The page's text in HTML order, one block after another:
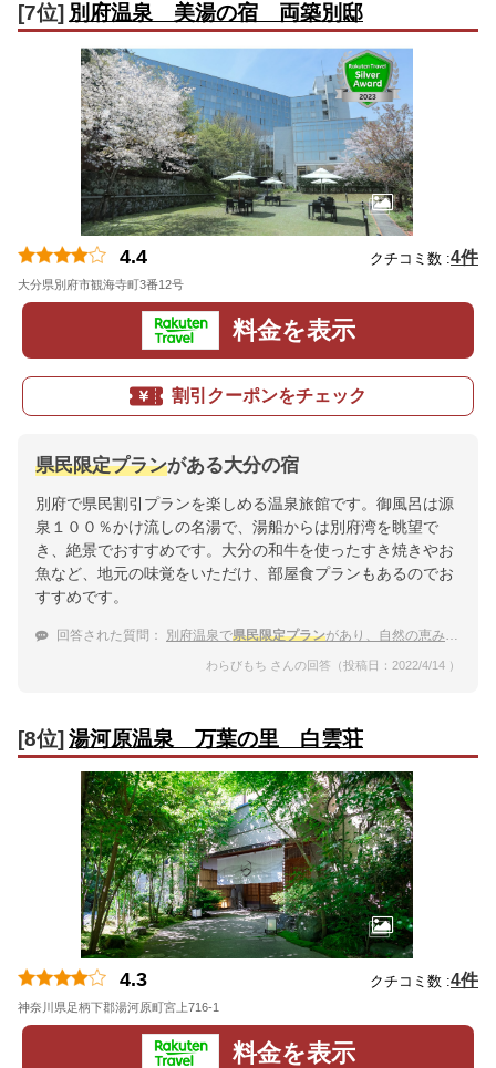
[7位] 別府温泉 美湯の宿 両築別邸
4.4 クチコミ数 :4件
大分県別府市観海寺町3番12号
料金を表示
割引クーポンをチェック
県民限定プランがある大分の宿
別府で県民割引プランを楽しめる温泉旅館です。御風呂は源
泉１００％かけ流しの名湯で、湯船からは別府湾を眺望で
き、絶景でおすすめです。大分の和牛を使ったすき焼きやお
魚など、地元の味覚をいただけ、部屋食プランもあるのでお
すすめです。
回答された質問： 別府温泉で県民限定プランがあり、自然の恵みの料理と温泉を満喫できる宿
わらびもち さんの回答（投稿日：2022/4/14 ）
[8位] 湯河原温泉 万葉の里 白雲荘
4.3 クチコミ数 :4件
神奈川県足柄下郡湯河原町宮上716-1
料金を表示